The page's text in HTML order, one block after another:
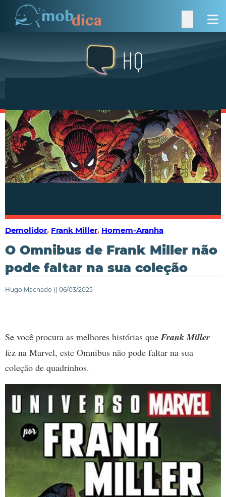
Demolidor, Frank Miller, Homem-Aranha
O Omnibus de Frank Miller não
pode faltar na sua coleção
Hugo Machado || 06/03/2025
Se você procura as melhores histórias que Frank Miller
fez na Marvel, este Omnibus não pode faltar na sua
coleção de quadrinhos.